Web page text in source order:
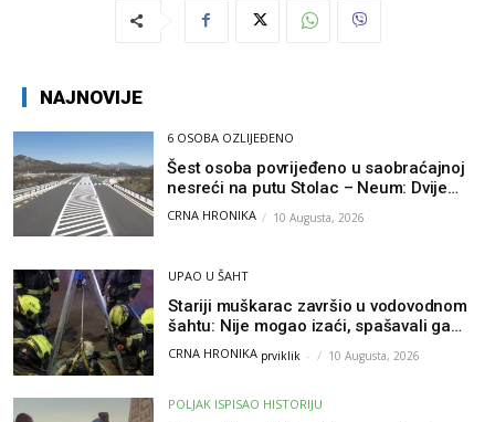
NAJNOVIJE
6 OSOBA OZLIJEĐENO
Šest osoba povrijeđeno u saobraćajnoj
nesreći na putu Stolac – Neum: Dvije
osobe zadobile teške tjelesne povrede
CRNA HRONIKA 10 Augusta, 2026
UPAO U ŠAHT
Stariji muškarac završio u vodovodnom
šahtu: Nije mogao izaći, spašavali ga
vatrogasci
CRNA HRONIKA prviklik - 10 Augusta, 2026
POLJAK ISPISAO HISTORIJU